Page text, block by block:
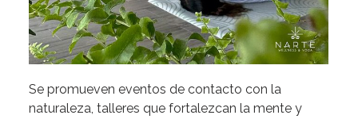
Se promueven eventos de contacto con la
naturaleza, talleres que fortalezcan la mente y